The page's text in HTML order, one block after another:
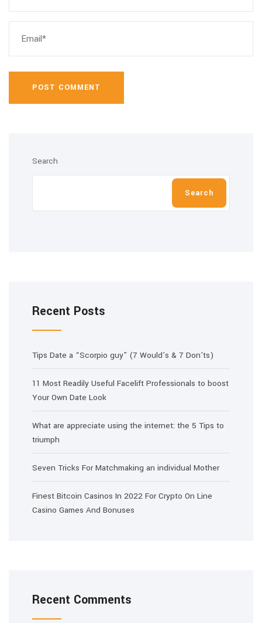
POST COMMENT
Search
Search
Recent Posts
Tips Date a “Scorpio guy” (7 Would’s & 7 Don’ts)
11 Most Readily Useful Facelift Professionals to boost
Your Own Date Look
What are appreciate using the internet: the 5 Tips to
triumph
Seven Tricks For Matchmaking an individual Mother
Finest Bitcoin Casinos In 2022 For Crypto On Line
Casino Games And Bonuses
Recent Comments